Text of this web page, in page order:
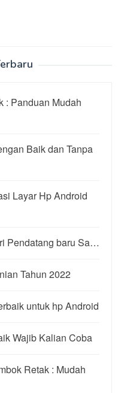
: Panduan Mudah
Baik dan Tanpa
Layar Hp Android
Pendatang baru Sa…
Tahun 2022
untuk hp Android
Wajib Kalian Coba
Retak : Mudah